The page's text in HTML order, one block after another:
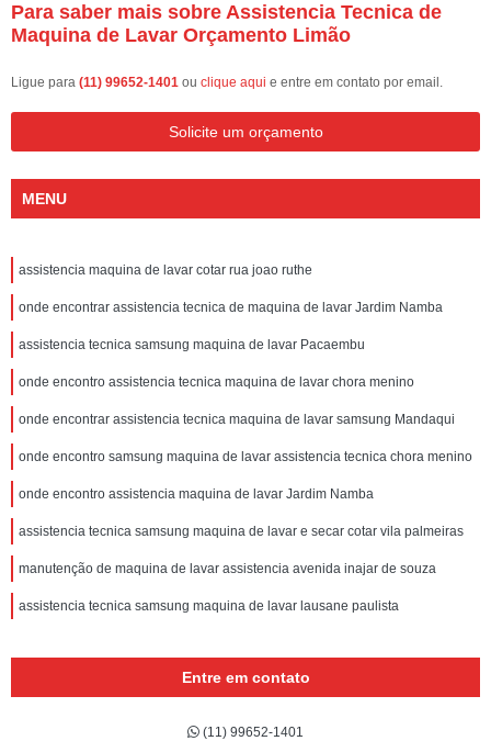
Para saber mais sobre Assistencia Tecnica de
Maquina de Lavar Orçamento Limão
Ligue para (11) 99652-1401 ou clique aqui e entre em contato por email.
Solicite um orçamento
MENU
assistencia maquina de lavar cotar rua joao ruthe
onde encontrar assistencia tecnica de maquina de lavar Jardim Namba
assistencia tecnica samsung maquina de lavar Pacaembu
onde encontro assistencia tecnica maquina de lavar chora menino
onde encontrar assistencia tecnica maquina de lavar samsung Mandaqui
onde encontro samsung maquina de lavar assistencia tecnica chora menino
onde encontro assistencia maquina de lavar Jardim Namba
assistencia tecnica samsung maquina de lavar e secar cotar vila palmeiras
manutenção de maquina de lavar assistencia avenida inajar de souza
assistencia tecnica samsung maquina de lavar lausane paulista
Entre em contato
(11) 99652-1401